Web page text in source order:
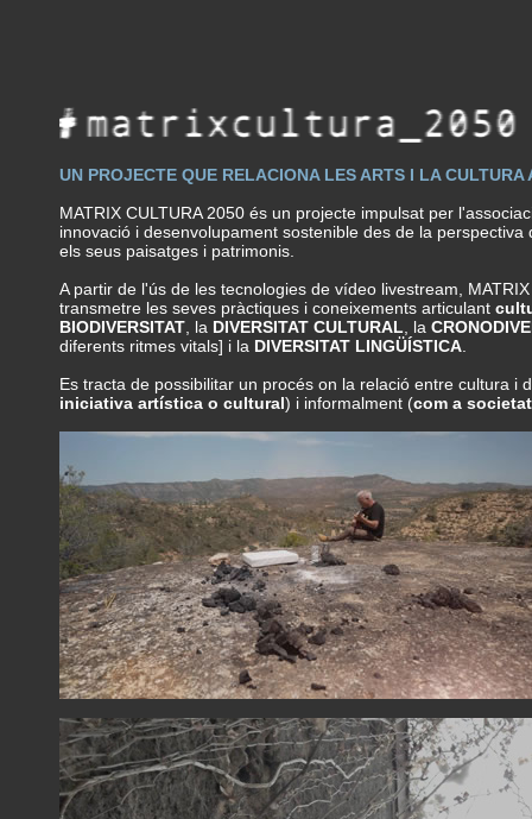
UN PROJECTE QUE RELACIONA LES ARTS I LA
MATRIX CULTURA 2050 és un projecte impulsat per
innovació i desenvolupament sostenible des de la
els seus paisatges i patrimonis.
A partir de l'ús de les tecnologies de vídeo livestream,
transmetre les seves pràctiques i coneixements articulant
BIODIVERSITAT , la DIVERSITAT CULTURAL , la
diferents ritmes vitals] i la DIVERSITAT LINGÜÍSTICA
Es tracta de possibilitar un procés on la relació entre cultura i
iniciativa artística o cultural) i informalment (com a societat